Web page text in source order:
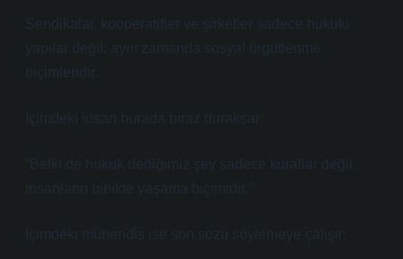
Sendikalar, kooperatifler ve şirketler sadece hukuki
yapılar değil; aynı zamanda sosyal örgütlenme
biçimleridir.
İçimdeki insan burada biraz duraksar:
“Belki de hukuk dediğimiz şey sadece kurallar değil,
insanların birlikte yaşama biçimidir.”
İçimdeki mühendis ise son sözü söylemeye çalışır: